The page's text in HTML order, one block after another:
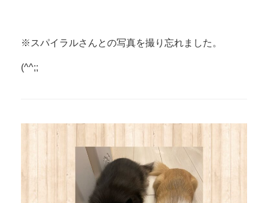
※スパイラルさんとの写真を撮り忘れました。
(^^;;